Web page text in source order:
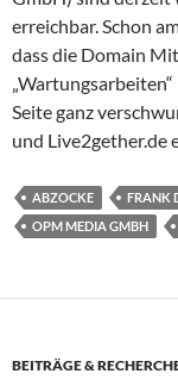
erreichbar. Schon
dass die Domain
Seite ganz
und Live2gether.de
ABZOCKE FRANK
OPM MEDIA GMBH
BEITRÄGE &